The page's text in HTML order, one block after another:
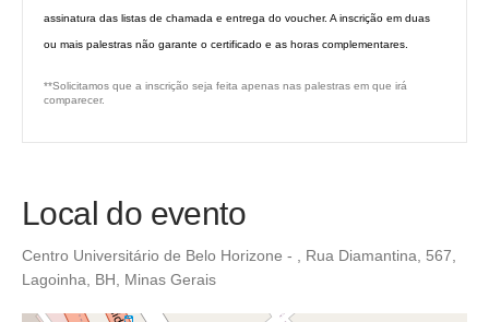
assinatura das listas de chamada e entrega do voucher. A inscrição em duas
ou mais palestras não garante o certificado e as horas complementares.
**Solicitamos que a inscrição seja feita apenas nas palestras em que irá
comparecer.
Local do evento
Centro Universitário de Belo Horizone - , Rua Diamantina, 567,
Lagoinha, BH, Minas Gerais